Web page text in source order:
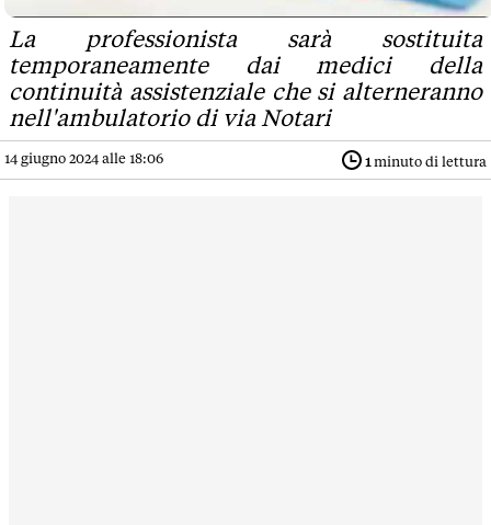
La professionista sarà sostituita
temporaneamente dai medici della
continuità assistenziale che si alterneranno
nell'ambulatorio di via Notari
14 giugno 2024 alle 18:06 1 minuto di lettura